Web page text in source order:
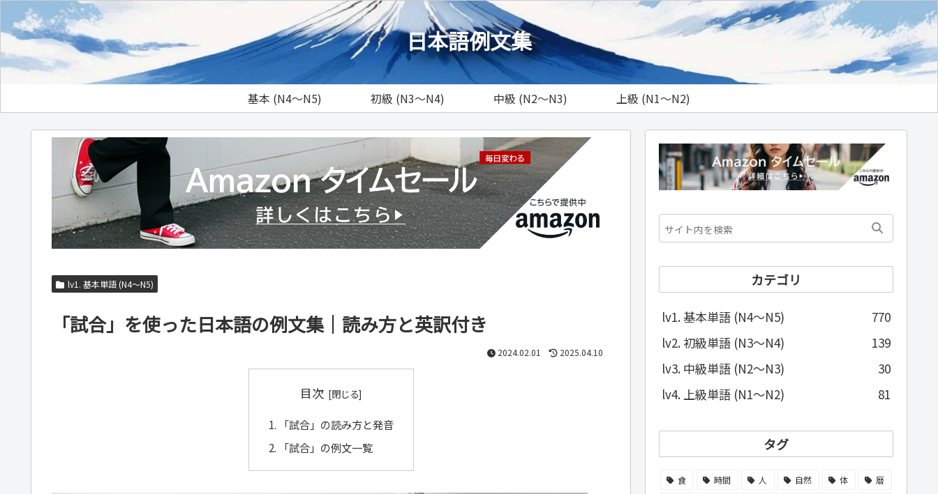
日本語例文集
基本 (N4～N5) 初級 (N3～N4) 中級 (N2～N3) 上級 (N1～N2)
lv1. 基本単語 (N4～N5)
「試合」を使った日本語の例文集｜読み方と英訳付き
2024.02.01 2025.04.10
目次
「試合」の読み方と発音
「試合」の例文一覧
カテゴリ
lv1. 基本単語 (N4～N5)
770
lv2. 初級単語 (N3～N4)
139
lv3. 中級単語 (N2～N3)
30
lv4. 上級単語 (N1～N2)
81
タグ
食 時間 人 自然 体
暦